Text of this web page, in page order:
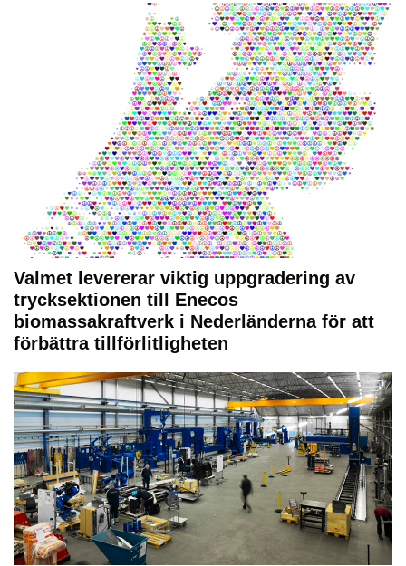
Valmet levererar viktig uppgradering av
trycksektionen till Enecos
biomassakraftverk i Nederländerna för att
förbättra tillförlitligheten